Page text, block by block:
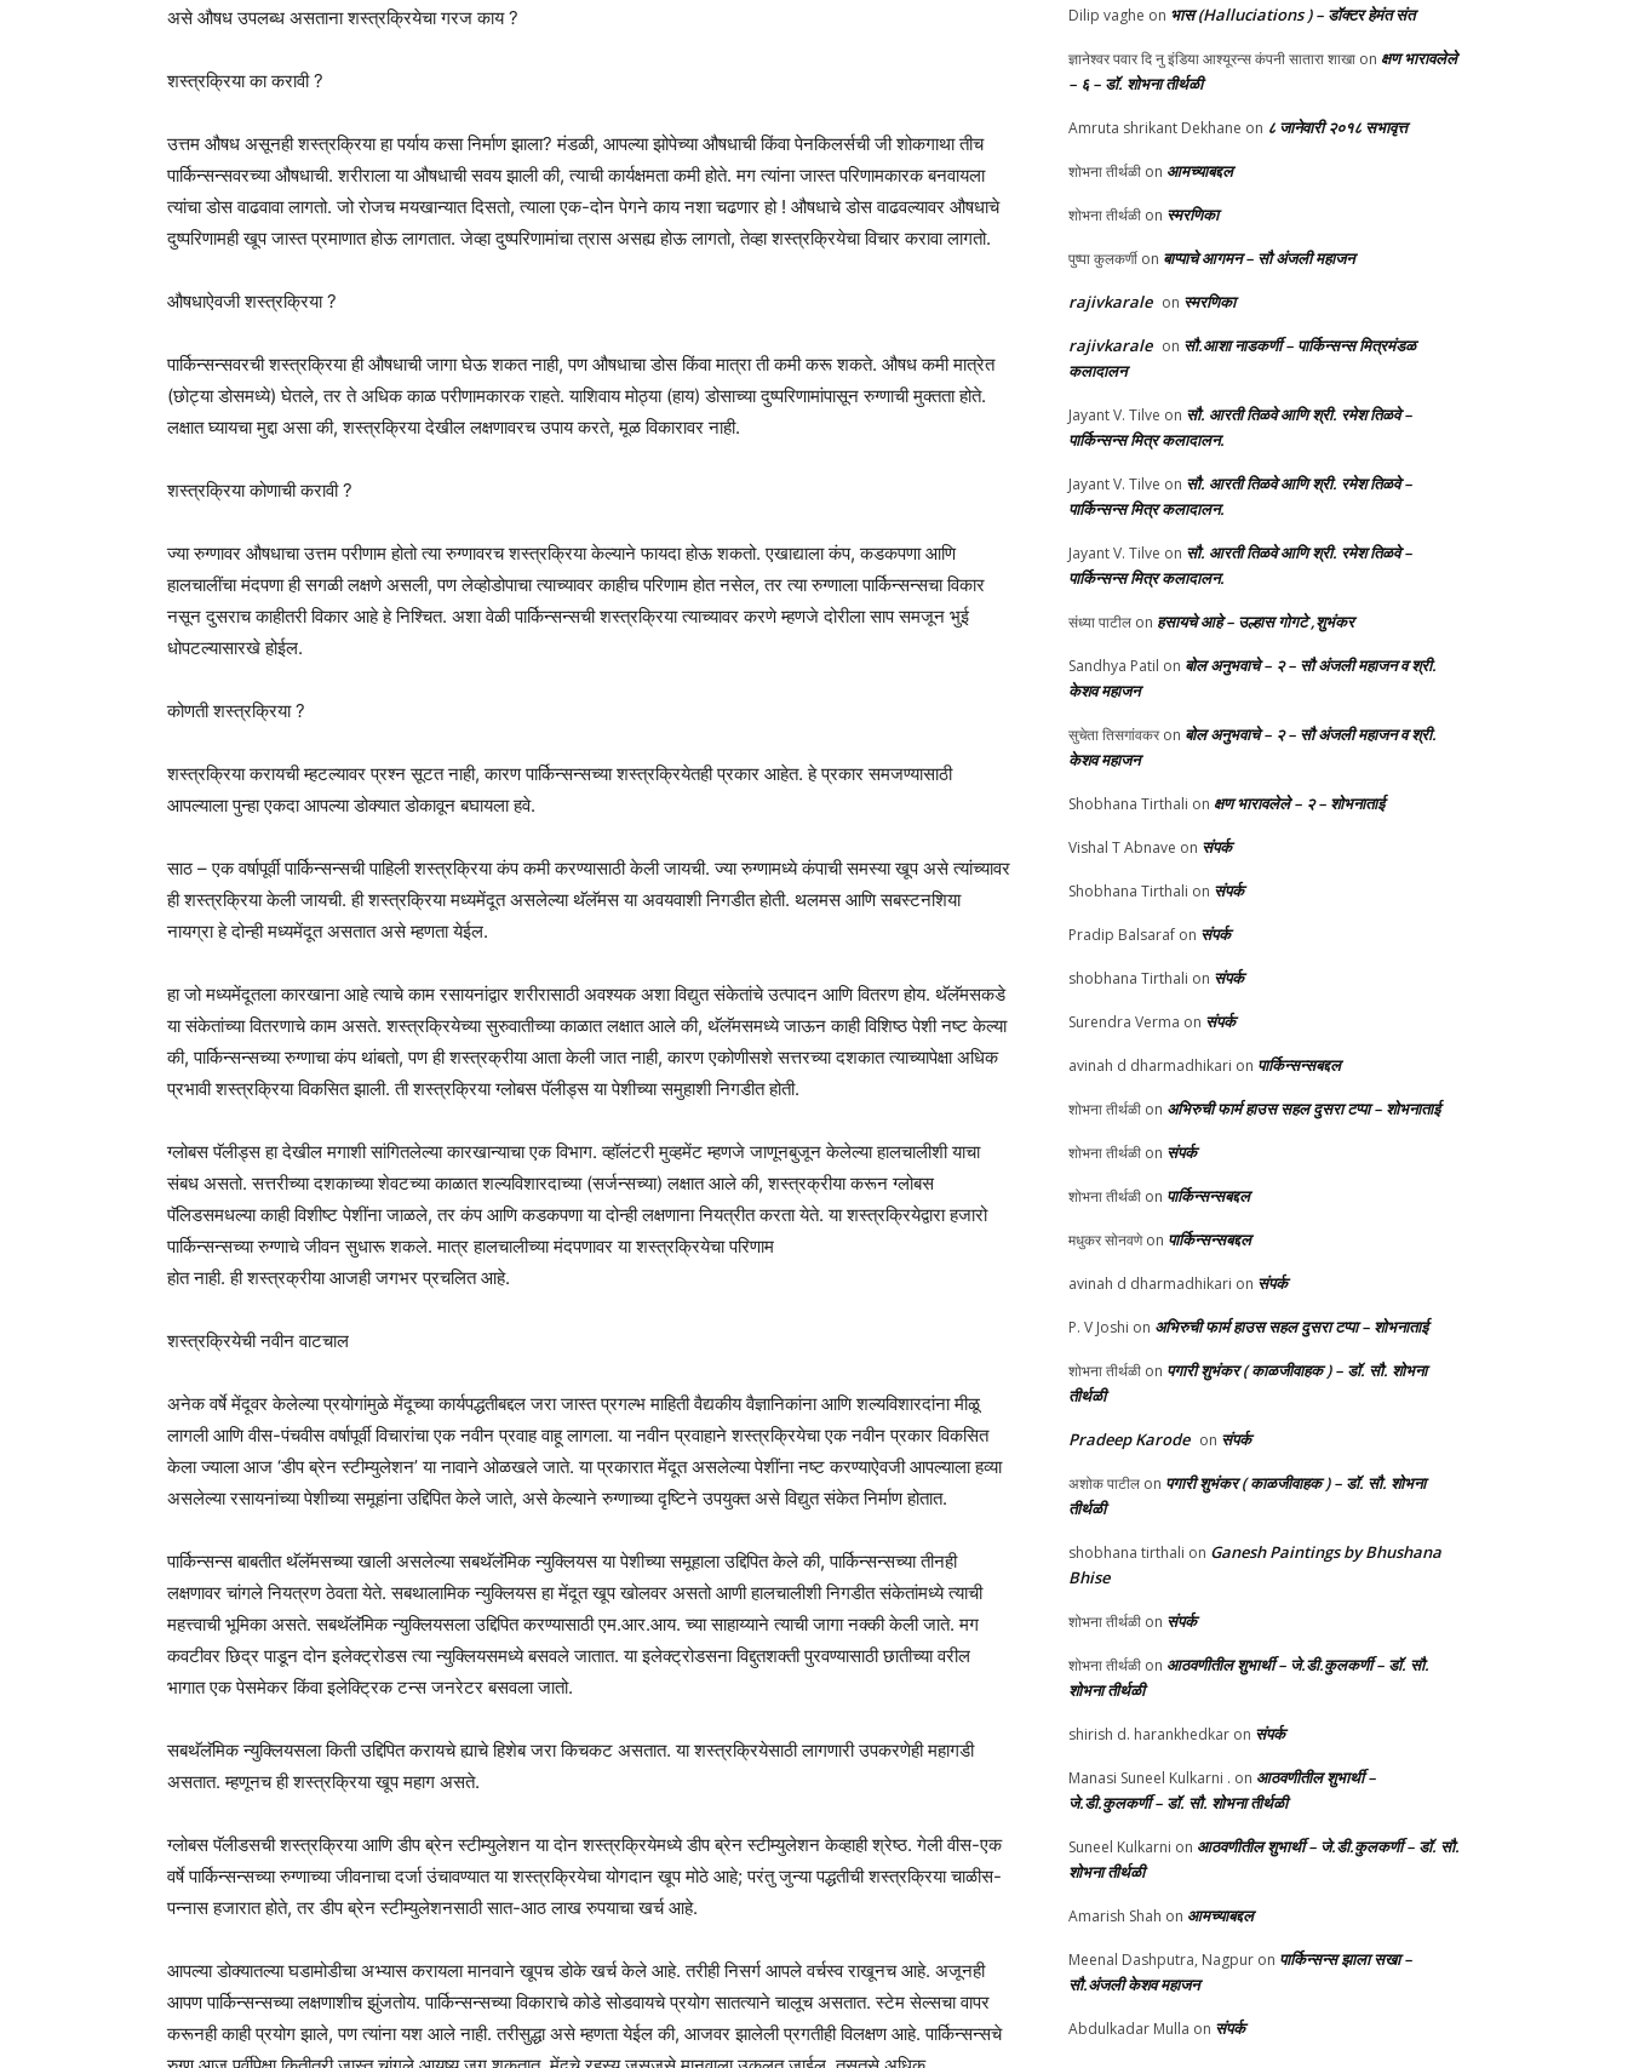
असे औषध उपलब्ध असताना शस्त्रक्रियेचा गरज काय ?
शस्त्रक्रिया का करावी ?
उत्तम औषध असूनही शस्त्रक्रिया हा पर्याय कसा निर्माण झाला? मंडळी, आपल्या झोपेच्या औषधाची किंवा पेनकिलर्सची जी शोकगाथा तीच
पार्किन्सन्सवरच्या औषधाची. शरीराला या औषधाची सवय झाली की, त्याची कार्यक्षमता कमी होते. मग त्यांना जास्त परिणामकारक बनवायला
त्यांचा डोस वाढवावा लागतो. जो रोजच मयखान्यात दिसतो, त्याला एक-दोन पेगने काय नशा चढणार हो ! औषधाचे डोस वाढवल्यावर औषधाचे
दुष्परिणामही खूप जास्त प्रमाणात होऊ लागतात. जेव्हा दुष्परिणामांचा त्रास असह्य होऊ लागतो, तेव्हा शस्त्रक्रियेचा विचार करावा लागतो.
औषधाऐवजी शस्त्रक्रिया ?
पार्किन्सन्सवरची शस्त्रक्रिया ही औषधाची जागा घेऊ शकत नाही, पण औषधाचा डोस किंवा मात्रा ती कमी करू शकते. औषध कमी मात्रेत
(छोट्या डोसमध्ये) घेतले, तर ते अधिक काळ परीणामकारक राहते. याशिवाय मोठ्या (हाय) डोसाच्या दुष्परिणामांपासून रुग्णाची मुक्तता होते.
लक्षात घ्यायचा मुद्दा असा की, शस्त्रक्रिया देखील लक्षणावरच उपाय करते, मूळ विकारावर नाही.
शस्त्रक्रिया कोणाची करावी ?
ज्या रुग्णावर औषधाचा उत्तम परीणाम होतो त्या रुग्णावरच शस्त्रक्रिया केल्याने फायदा होऊ शकतो. एखाद्याला कंप, कडकपणा आणि
हालचालींचा मंदपणा ही सगळी लक्षणे असली, पण लेव्होडोपाचा त्याच्यावर काहीच परिणाम होत नसेल, तर त्या रुग्णाला पार्किन्सन्सचा विकार
नसून दुसराच काहीतरी विकार आहे हे निश्चित. अशा वेळी पार्किन्सन्सची शस्त्रक्रिया त्याच्यावर करणे म्हणजे दोरीला साप समजून भुई
धोपटल्यासारखे होईल.
कोणती शस्त्रक्रिया ?
शस्त्रक्रिया करायची म्हटल्यावर प्रश्न सूटत नाही, कारण पार्किन्सन्सच्या शस्त्रक्रियेतही प्रकार आहेत. हे प्रकार समजण्यासाठी
आपल्याला पुन्हा एकदा आपल्या डोक्यात डोकावून बघायला हवे.
साठ – एक वर्षापूर्वी पार्किन्सन्सची पाहिली शस्त्रक्रिया कंप कमी करण्यासाठी केली जायची. ज्या रुग्णामध्ये कंपाची समस्या खूप असे त्यांच्यावर
ही शस्त्रक्रिया केली जायची. ही शस्त्रक्रिया मध्यमेंदूत असलेल्या थॅलॅमस या अवयवाशी निगडीत होती. थलमस आणि सबस्टनशिया
नायग्रा हे दोन्ही मध्यमेंदूत असतात असे म्हणता येईल.
हा जो मध्यमेंदूतला कारखाना आहे त्याचे काम रसायनांद्वार शरीरासाठी अवश्यक अशा विद्युत संकेतांचे उत्पादन आणि वितरण होय. थॅलॅमसकडे
या संकेतांच्या वितरणाचे काम असते. शस्त्रक्रियेच्या सुरुवातीच्या काळात लक्षात आले की, थॅलॅमसमध्ये जाऊन काही विशिष्ठ पेशी नष्ट केल्या
की, पार्किन्सन्सच्या रुग्णाचा कंप थांबतो, पण ही शस्त्रक्रीया आता केली जात नाही, कारण एकोणीसशे सत्तरच्या दशकात त्याच्यापेक्षा अधिक
प्रभावी शस्त्रक्रिया विकसित झाली. ती शस्त्रक्रिया ग्लोबस पॅलीड्स या पेशीच्या समुहाशी निगडीत होती.
ग्लोबस पॅलीड्स हा देखील मगाशी सांगितलेल्या कारखान्याचा एक विभाग. व्हॉलंटरी मुव्हमेंट म्हणजे जाणूनबुजून केलेल्या हालचालीशी याचा
संबध असतो. सत्तरीच्या दशकाच्या शेवटच्या काळात शल्यविशारदाच्या (सर्जन्सच्या) लक्षात आले की, शस्त्रक्रीया करून ग्लोबस
पॅलिडसमधल्या काही विशीष्ट पेशींना जाळले, तर कंप आणि कडकपणा या दोन्ही लक्षणाना नियत्रीत करता येते. या शस्त्रक्रियेद्वारा हजारो
पार्किन्सन्सच्या रुग्णाचे जीवन सुधारू शकले. मात्र हालचालीच्या मंदपणावर या शस्त्रक्रियेचा परिणाम
होत नाही. ही शस्त्रक्रीया आजही जगभर प्रचलित आहे.
शस्त्रक्रियेची नवीन वाटचाल
अनेक वर्षे मेंदूवर केलेल्या प्रयोगांमुळे मेंदूच्या कार्यपद्धतीबद्दल जरा जास्त प्रगल्भ माहिती वैद्यकीय वैज्ञानिकांना आणि शल्यविशारदांना मीळू
लागली आणि वीस-पंचवीस वर्षापूर्वी विचारांचा एक नवीन प्रवाह वाहू लागला. या नवीन प्रवाहाने शस्त्रक्रियेचा एक नवीन प्रकार विकसित
केला ज्याला आज ‘डीप ब्रेन स्टीम्युलेशन’ या नावाने ओळखले जाते. या प्रकारात मेंदूत असलेल्या पेशींना नष्ट करण्याऐवजी आपल्याला हव्या
असलेल्या रसायनांच्या पेशीच्या समूहांना उद्दिपित केले जाते, असे केल्याने रुग्णाच्या दृष्टिने उपयुक्त असे विद्युत संकेत निर्माण होतात.
पार्किन्सन्स बाबतीत थॅलॅमसच्या खाली असलेल्या सबथॅलॅमिक न्युक्लियस या पेशीच्या समूहाला उद्दिपित केले की, पार्किन्सन्सच्या तीनही
लक्षणावर चांगले नियत्रण ठेवता येते. सबथालामिक न्युक्लियस हा मेंदूत खूप खोलवर असतो आणी हालचालीशी निगडीत संकेतांमध्ये त्याची
महत्त्वाची भूमिका असते. सबथॅलॅमिक न्युक्लियसला उद्दिपित करण्यासाठी एम.आर.आय. च्या साहाय्याने त्याची जागा नक्की केली जाते. मग
कवटीवर छिद्र पाडून दोन इलेक्ट्रोडस त्या न्युक्लियसमध्ये बसवले जातात. या इलेक्ट्रोडसना विद्दुतशक्ती पुरवण्यासाठी छातीच्या वरील
भागात एक पेसमेकर किंवा इलेक्ट्रिक टन्स जनरेटर बसवला जातो.
सबथॅलॅमिक न्युक्लियसला किती उद्दिपित करायचे ह्याचे हिशेब जरा किचकट असतात. या शस्त्रक्रियेसाठी लागणारी उपकरणेही महागडी
असतात. म्हणूनच ही शस्त्रक्रिया खूप महाग असते.
ग्लोबस पॅलीडसची शस्त्रक्रिया आणि डीप ब्रेन स्टीम्युलेशन या दोन शस्त्रक्रियेमध्ये डीप ब्रेन स्टीम्युलेशन केव्हाही श्रेष्ठ. गेली वीस-एक
वर्षे पार्किन्सन्सच्या रुग्णाच्या जीवनाचा दर्जा उंचावण्यात या शस्त्रक्रियेचा योगदान खूप मोठे आहे; परंतु जुन्या पद्धतीची शस्त्रक्रिया चाळीस-
पन्नास हजारात होते, तर डीप ब्रेन स्टीम्युलेशनसाठी सात-आठ लाख रुपयाचा खर्च आहे.
आपल्या डोक्यातल्या घडामोडीचा अभ्यास करायला मानवाने खूपच डोके खर्च केले आहे. तरीही निसर्ग आपले वर्चस्व राखूनच आहे. अजूनही
आपण पार्किन्सन्सच्या लक्षणाशीच झुंजतोय. पार्किन्सन्सच्या विकाराचे कोडे सोडवायचे प्रयोग सातत्याने चालूच असतात. स्टेम सेल्सचा वापर
करूनही काही प्रयोग झाले, पण त्यांना यश आले नाही. तरीसुद्धा असे म्हणता येईल की, आजवर झालेली प्रगतीही विलक्षण आहे. पार्किन्सन्सचे
Dilip vaghe on भास (Halluciations ) – डॉक्टर हेमंत संत
ज्ञानेश्वर पवार दि नु इंडिया आश्यूरन्स कंपनी सातारा शाखा on क्षण भारावलेले
– ६ – डॉ. शोभना तीर्थळी
Amruta shrikant Dekhane on ८ जानेवारी २०१८ सभावृत्त
शोभना तीर्थळी on आमच्याबद्दल
शोभना तीर्थळी on स्मरणिका
पुष्पा कुलकर्णी on बाप्पाचे आगमन – सौ अंजली महाजन
rajivkarale on स्मरणिका
rajivkarale on सौ.आशा नाडकर्णी – पार्किन्सन्स मित्रमंडळ
कलादालन
Jayant V. Tilve on सौ. आरती तिळवे आणि श्री. रमेश तिळवे –
पार्किन्सन्स मित्र कलादालन.
Jayant V. Tilve on सौ. आरती तिळवे आणि श्री. रमेश तिळवे –
पार्किन्सन्स मित्र कलादालन.
Jayant V. Tilve on सौ. आरती तिळवे आणि श्री. रमेश तिळवे –
पार्किन्सन्स मित्र कलादालन.
संध्या पाटील on हसायचे आहे – उल्हास गोगटे ,शुभंकर
Sandhya Patil on बोल अनुभवाचे – २ – सौ अंजली महाजन व श्री.
केशव महाजन
सुचेता तिसगांवकरon बोल अनुभवाचे – २ – सौ अंजली महाजन व श्री.
केशव महाजन
Shobhana Tirthali on क्षण भारावलेले – २ – शोभनाताई
Vishal T Abnave on संपर्क
Shobhana Tirthali on संपर्क
Pradip Balsaraf on संपर्क
shobhana Tirthali on संपर्क
Surendra Verma on संपर्क
avinah d dharmadhikari on पार्किन्सन्सबद्दल
शोभना तीर्थळी on अभिरुची फार्म हाउस सहल दुसरा टप्पा – शोभनाताई
शोभना तीर्थळी on संपर्क
शोभना तीर्थळी on पार्किन्सन्सबद्दल
मधुकर सोनवणेon पार्किन्सन्सबद्दल
avinah d dharmadhikari on संपर्क
P. V Joshi on अभिरुची फार्म हाउस सहल दुसरा टप्पा – शोभनाताई
शोभना तीर्थळी on पगारी शुभंकर ( काळजीवाहक ) – डॉ. सौ. शोभना
तीर्थळी
Pradeep Karode on संपर्क
अशोक पाटील on पगारी शुभंकर ( काळजीवाहक ) – डॉ. सौ. शोभना
तीर्थळी
shobhana tirthali on Ganesh Paintings by Bhushana
Bhise
शोभना तीर्थळी on संपर्क
शोभना तीर्थळी on आठवणीतील शुभार्थी – जे.डी.कुलकर्णी – डॉ. सौ.
शोभना तीर्थळी
shirish d. harankhedkar on संपर्क
Manasi Suneel Kulkarni . on आठवणीतील शुभार्थी –
जे.डी.कुलकर्णी – डॉ. सौ. शोभना तीर्थळी
Suneel Kulkarni on आठवणीतील शुभार्थी – जे.डी.कुलकर्णी – डॉ. सौ.
शोभना तीर्थळी
Amarish Shah on आमच्याबद्दल
Meenal Dashputra, Nagpur on पार्किन्सन्स झाला सखा –
सौ.अंजली केशव महाजन
Abdulkadar Mulla on संपर्क